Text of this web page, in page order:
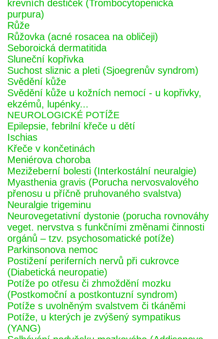
krevních destiček (Trombocytopenická
purpura)
Růže
Růžovka (acné rosacea na obličeji)
Seboroická dermatitida
Sluneční kopřivka
Suchost sliznic a pleti (Sjoegrenův syndrom)
Svědění kůže
Svědění kůže u kožních nemocí - u kopřivky,
ekzémů, lupénky...
NEUROLOGICKÉ POTÍŽE
Epilepsie, febrilní křeče u dětí
Ischias
Křeče v končetinách
Meniérova choroba
Mezižeberní bolesti (Interkostální neuralgie)
Myasthenia gravis (Porucha nervosvalového
přenosu u příčně pruhovaného svalstva)
Neuralgie trigeminu
Neurovegetativní dystonie (porucha rovnováhy
veget. nervstva s funkčními změnami činnosti
orgánů – tzv. psychosomatické potíže)
Parkinsonova nemoc
Postižení periferních nervů při cukrovce
(Diabetická neuropatie)
Potíže po otřesu či zhmoždění mozku
(Postkomoční a postkontuzní syndrom)
Potíže s uvolněným svalstvem či tkáněmi
Potíže, u kterých je zvýšený sympatikus
(YANG)